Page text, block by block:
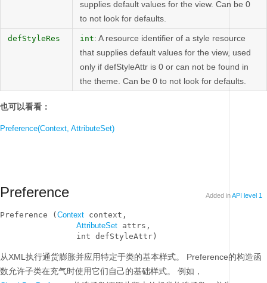
supplies default values for the view. Can be 0
to not look for defaults.
defStyleRes int: A resource identifier of a style resource
that supplies default values for the view, used
only if defStyleAttr is 0 or can not be found in
the theme. Can be 0 to not look for defaults.
也可以看看：
Preference(Context, AttributeSet)
Preference Added inAPI level 1
Preference ( Context context,
AttributeSet attrs,
                int defStyleAttr)
从XML执行通货膨胀并应用特定于类的基本样式。
Preference的构造函
数允许子类在充气时使用它们自己的基础样式。
例如，